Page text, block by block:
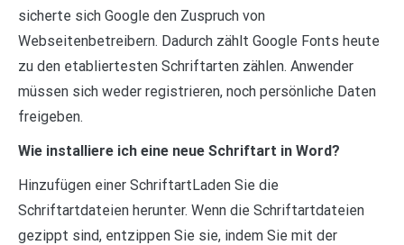
sicherte sich Google den Zuspruch von
Webseitenbetreibern. Dadurch zählt Google Fonts heute
zu den etabliertesten Schriftarten zählen. Anwender
müssen sich weder registrieren, noch persönliche Daten
freigeben.
Wie installiere ich eine neue Schriftart in Word?
Hinzufügen einer SchriftartLaden Sie die
Schriftartdateien herunter. Wenn die Schriftartdateien
gezippt sind, entzippen Sie sie, indem Sie mit der